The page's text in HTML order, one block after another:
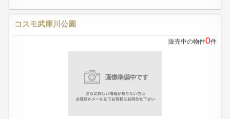
コスモ武庫川公園
販売中の物件0件